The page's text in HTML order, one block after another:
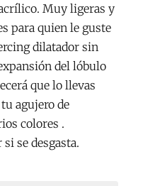
Muy ligeras y
para quien le guste
dilatador sin
del lóbulo
que lo llevas
agujero de
colores .
se desgasta.